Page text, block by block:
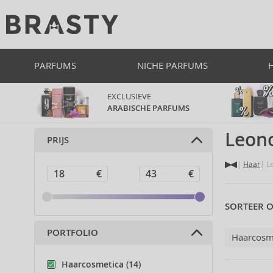
PARFUMS NICHE PARFUMS
EXCLUSIEVE
ARABISCHE PARFUMS
Haar
SORTEER
PRIJS
PORTFOLIO
Haarcosmetica (14)